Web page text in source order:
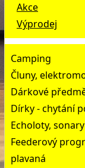
Akce
Výprodej
Camping
Čluny,
Dárkové
Dírky - chytání
Echoloty, sonary
Feederový
plavaná